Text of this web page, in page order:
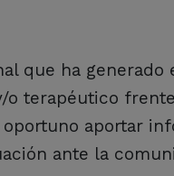
que ha
terapéutico
aportar
ante la